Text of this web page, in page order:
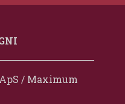
/ Maximum